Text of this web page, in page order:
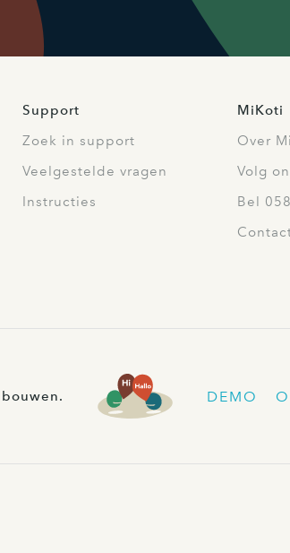
Support
Zoek in support
Veelgestelde vragen
Instructies
MiKoti
Over
Volg
Bel
DEMO